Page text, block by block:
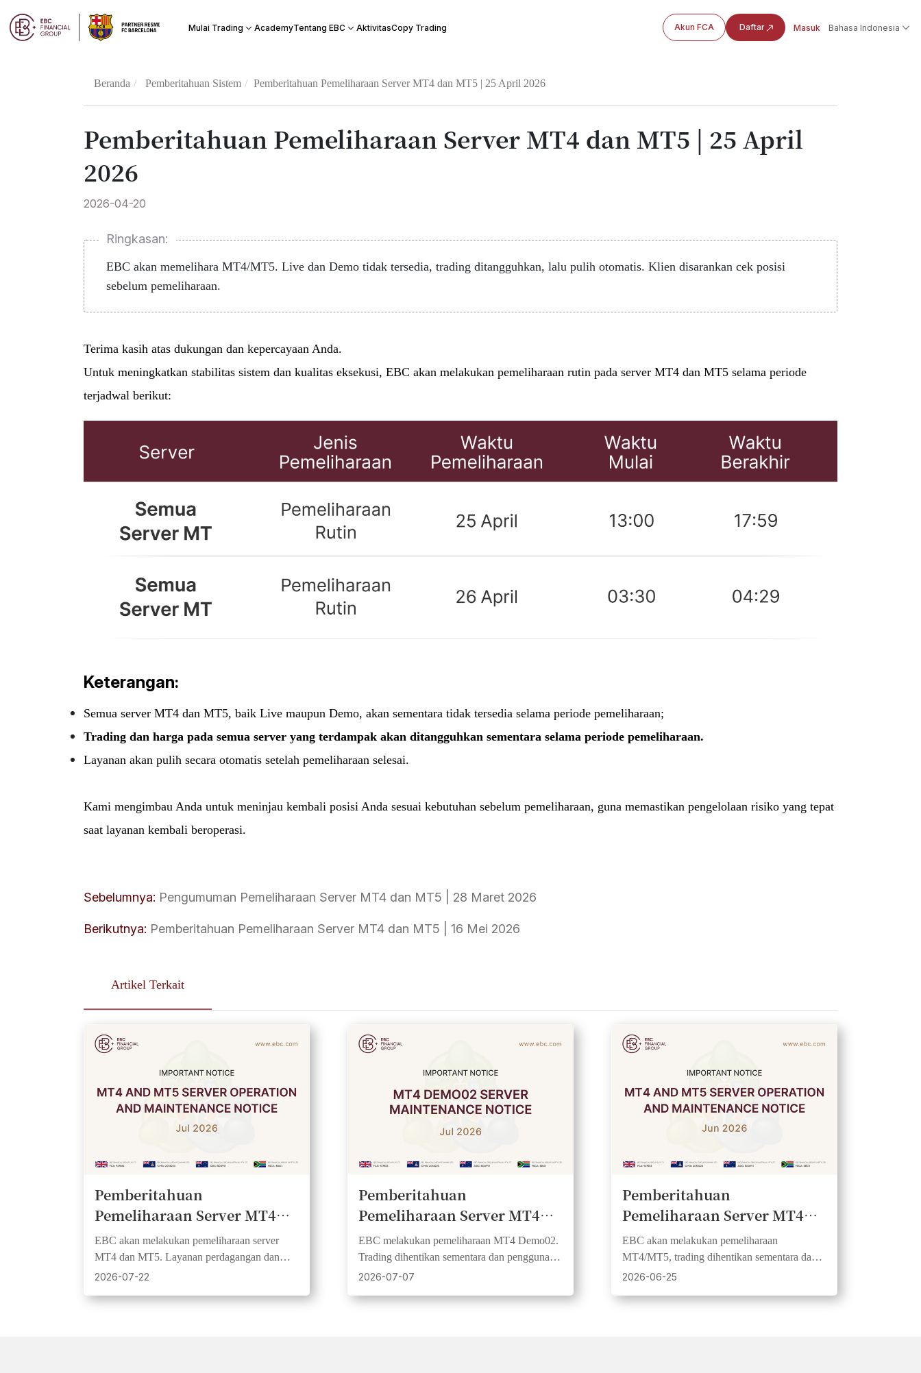
Mulai Trading AcademyTentang EBC AktivitasCopy Trading Akun FCA Daftar Masuk Bahasa Indonesia
Beranda Pemberitahuan Sistem Pemberitahuan Pemeliharaan Server MT4 dan MT5 | 25 April 2026
Pemberitahuan Pemeliharaan Server MT4 dan MT5 | 25 April
2026
2026-04-20
Ringkasan:
EBC akan memelihara MT4/MT5. Live dan Demo tidak tersedia, trading ditangguhkan, lalu pulih otomatis. Klien disarankan cek posisi
sebelum pemeliharaan.
Terima kasih atas dukungan dan kepercayaan Anda.
Untuk meningkatkan stabilitas sistem dan kualitas eksekusi, EBC akan melakukan pemeliharaan rutin pada server MT4 dan MT5 selama periode
terjadwal berikut:
Keterangan:
Semua server MT4 dan MT5, baik Live maupun Demo, akan sementara tidak tersedia selama periode pemeliharaan;
Trading dan harga pada semua server yang terdampak akan ditangguhkan sementara selama periode pemeliharaan.
Layanan akan pulih secara otomatis setelah pemeliharaan selesai.
Kami mengimbau Anda untuk meninjau kembali posisi Anda sesuai kebutuhan sebelum pemeliharaan, guna memastikan pengelolaan risiko yang tepat
saat layanan kembali beroperasi.
Sebelumnya: Pengumuman Pemeliharaan Server MT4 dan MT5 | 28 Maret 2026
Berikutnya: Pemberitahuan Pemeliharaan Server MT4 dan MT5 | 16 Mei 2026
Artikel Terkait
Pemberitahuan
Pemeliharaan Server MT4
dan MT5 | 25 Juli 2026
EBC akan melakukan pemeliharaan server
MT4 dan MT5. Layanan perdagangan dan
harga akan ditangguhkan sementara, lalu
2026-07-22
Pemberitahuan
Pemeliharaan Server MT4
Demo02
EBC melakukan pemeliharaan MT4 Demo02.
Trading dihentikan sementara dan pengguna
disarankan mencadangkan riwayat transaksi.
2026-07-07
Pemberitahuan
Pemeliharaan Server MT4
dan MT5 | 27 Juni 2026
EBC akan melakukan pemeliharaan
MT4/MT5, trading dihentikan sementara dan
transaksi ditutup dikonsolidasikan. Pengguna
2026-06-25